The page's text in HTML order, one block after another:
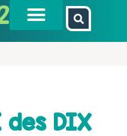
des DIX